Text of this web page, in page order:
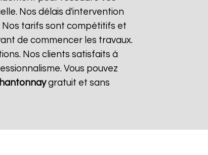
Nos délais d'intervention
tarifs sont compétitifs et
de commencer les travaux.
Nos clients satisfaits à
Vous pouvez
gratuit et sans